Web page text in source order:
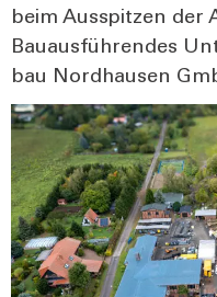
beim Aus­spit­zen der
Bau­aus­füh­ren­des
bau Nord­hau­sen